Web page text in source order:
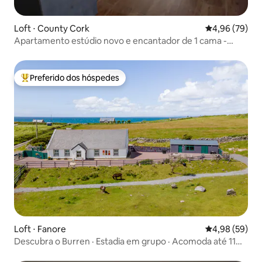
Loft ⋅ County Cork 4,96 de uma
4,96 (79)
Apartamento estúdio novo e encantador de 1 cama -
Entre os melhores preferidos dos hóspedes
Preferido dos hóspedes
Loft ⋅ Fanore 4,98 de uma
4,98 (59)
Descubra o Burren · Estadia em grupo · Acomoda até 11